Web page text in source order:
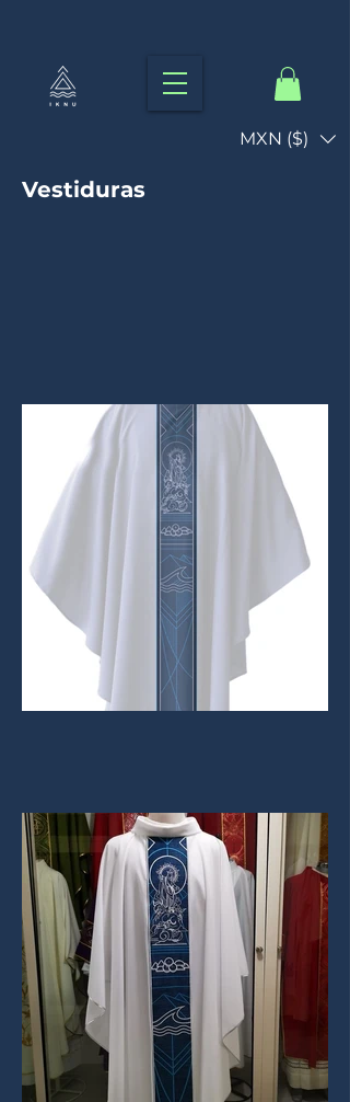
MXN ($)
Vestiduras